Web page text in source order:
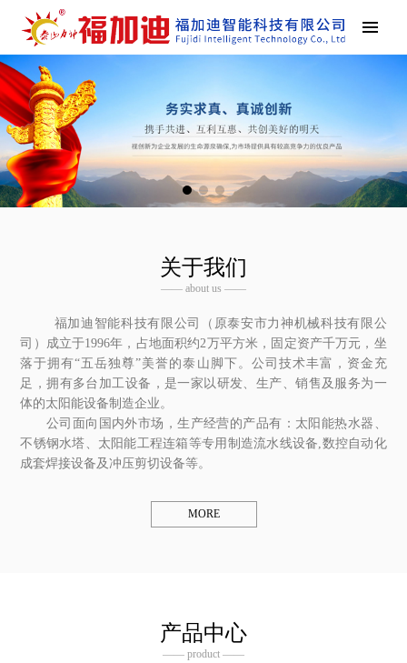
关于我们
—— about us ——
福加迪智能科技有限公司（原泰安市力神机械科技有限公
司）成立于1996年，占地面积约2万平方米，固定资产千万元，坐
落于拥有“五岳独尊”美誉的泰山脚下。公司技术丰富，资金充
足，拥有多台加工设备，是一家以研发、生产、销售及服务为一
体的太阳能设备制造企业。
公司面向国内外市场，生产经营的产品有：太阳能热水器、
不锈钢水塔、太阳能工程连箱等专用制造流水线设备,数控自动化
成套焊接设备及冲压剪切设备等。
MORE
产品中心
—— product ——